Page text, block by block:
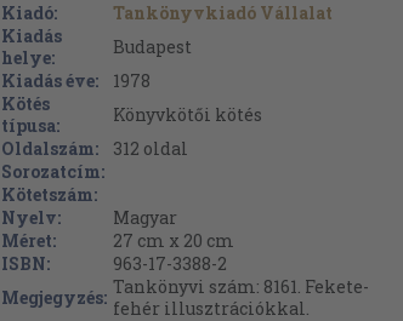
Kiadó:
Tankönyvkiadó Vállalat
Kiadás
helye:
Budapest
Kiadás éve:
1978
Kötés
típusa:
Könyvkötői kötés
Oldalszám:
312 oldal
Sorozatcím:
Kötetszám:
Nyelv:
Magyar
Méret:
27 cm x 20 cm
ISBN:
963-17-3388-2
Megjegyzés: Tankönyvi szám: 8161. Fekete-
fehér illusztrációkkal.